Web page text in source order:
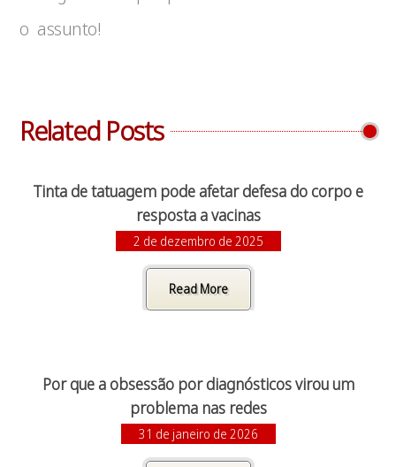
o assunto!
Related Posts
Tinta de tatuagem pode afetar defesa do corpo e
resposta a vacinas
2 de dezembro de 2025
Read More
Por que a obsessão por diagnósticos virou um
problema nas redes
31 de janeiro de 2026